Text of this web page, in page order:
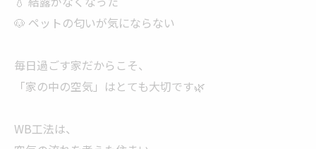
🐶 ペットの匂いが気にならない
毎日過ごす家だからこそ、
「家の中の空気」はとても大切です🌿
WB工法は、